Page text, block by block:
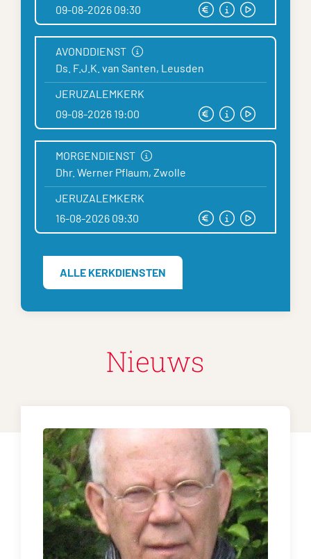
09-08-2026 09:30
AVONDDIENST
Ds. F.J.K. van Santen, Leusden
JERUZALEMKERK
09-08-2026 19:00
MORGENDIENST
Dhr. Werner Pflaum, Zwolle
JERUZALEMKERK
16-08-2026 09:30
ALLE KERKDIENSTEN
Nieuws